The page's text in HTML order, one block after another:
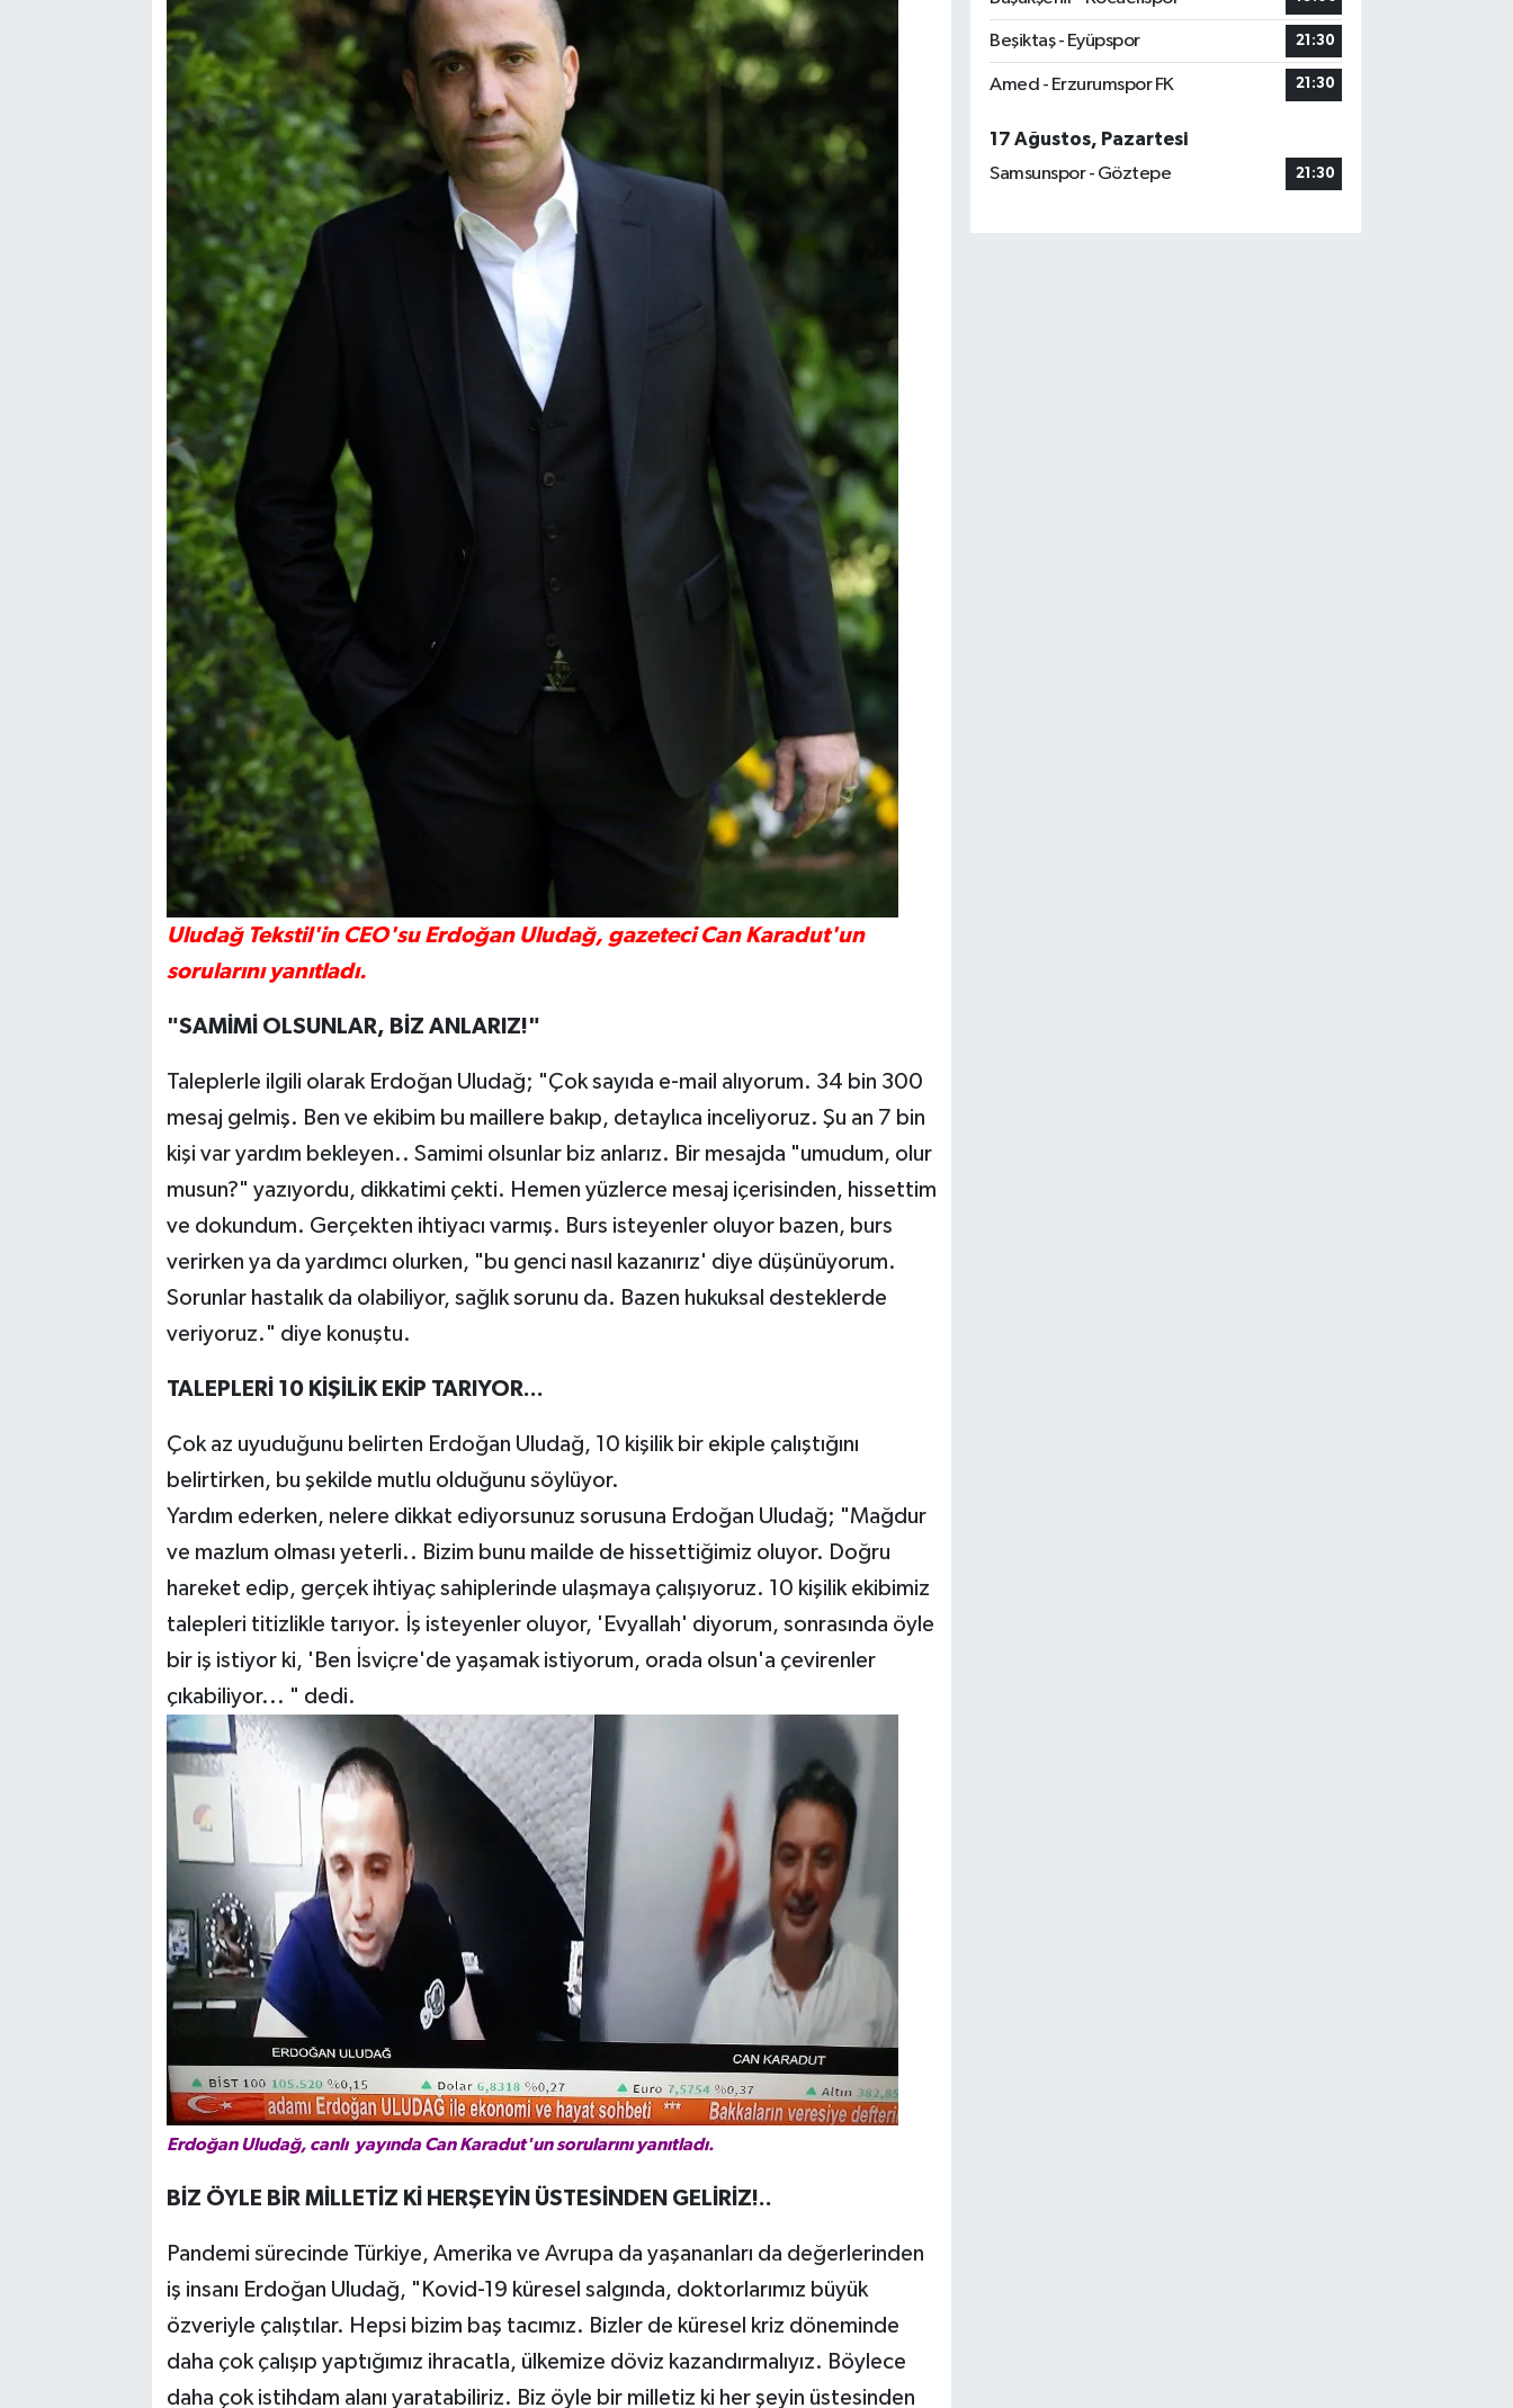
Uludağ Tekstil'in CEO'su Erdoğan Uludağ, gazeteci Can Karadut'un
sorularını yanıtladı.
"SAMİMİ OLSUNLAR, BİZ ANLARIZ!"
Taleplerle ilgili olarak Erdoğan Uludağ; "Çok sayıda e-mail alıyorum. 34 bin 300
mesaj gelmiş. Ben ve ekibim bu maillere bakıp, detaylıca inceliyoruz. Şu an 7 bin
kişi var yardım bekleyen.. Samimi olsunlar biz anlarız. Bir mesajda "umudum, olur
musun?" yazıyordu, dikkatimi çekti. Hemen yüzlerce mesaj içerisinden, hissettim
ve dokundum. Gerçekten ihtiyacı varmış. Burs isteyenler oluyor bazen, burs
verirken ya da yardımcı olurken, "bu genci nasıl kazanırız' diye düşünüyorum.
Sorunlar hastalık da olabiliyor, sağlık sorunu da. Bazen hukuksal desteklerde
veriyoruz." diye konuştu.
TALEPLERİ 10 KİŞİLİK EKİP TARIYOR...
Çok az uyuduğunu belirten Erdoğan Uludağ, 10 kişilik bir ekiple çalıştığını
belirtirken, bu şekilde mutlu olduğunu söylüyor.
Yardım ederken, nelere dikkat ediyorsunuz sorusuna Erdoğan Uludağ; "Mağdur
ve mazlum olması yeterli.. Bizim bunu mailde de hissettiğimiz oluyor. Doğru
hareket edip, gerçek ihtiyaç sahiplerinde ulaşmaya çalışıyoruz. 10 kişilik ekibimiz
talepleri titizlikle tarıyor. İş isteyenler oluyor, 'Evyallah' diyorum, sonrasında öyle
bir iş istiyor ki, 'Ben İsviçre'de yaşamak istiyorum, orada olsun'a çevirenler
çıkabiliyor... " dedi.
Erdoğan Uludağ, canlı yayında Can Karadut'un sorularını yanıtladı.
BİZ ÖYLE BİR MİLLETİZ Kİ HERŞEYİN ÜSTESİNDEN GELİRİZ!..
Pandemi sürecinde Türkiye, Amerika ve Avrupa da yaşananları da değerlerinden
iş insanı Erdoğan Uludağ, "Kovid-19 küresel salgında, doktorlarımız büyük
özveriyle çalıştılar. Hepsi bizim baş tacımız. Bizler de küresel kriz döneminde
daha çok çalışıp yaptığımız ihracatla, ülkemize döviz kazandırmalıyız. Böylece
daha çok istihdam alanı yaratabiliriz. Biz öyle bir milletiz ki her şeyin üstesinden
Beşiktaş - Eyüpspor 21:30
Amed - Erzurumspor FK 21:30
17 Ağustos, Pazartesi
Samsunspor - Göztepe
21:30